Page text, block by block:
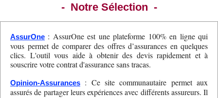
- Notre Sélection -
AssurOne : AssurOne est une plateforme 100% en ligne qui
vous permet de comparer des offres d’assurances en quelques
clics. L'outil vous aide à obtenir des devis rapidement et à
souscrire votre contrat d'assurance sans tracas.
Opinion-Assurances : Ce site communautaire permet aux
assurés de partager leurs expériences avec différents assureurs. Il